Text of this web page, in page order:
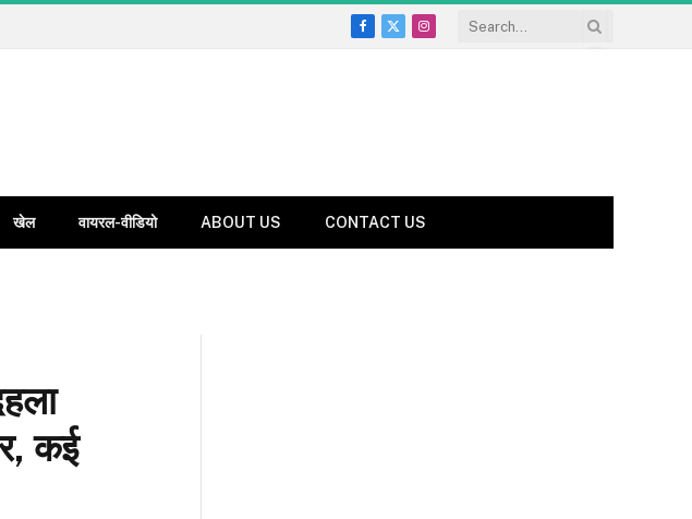
Facebook
X
Instagram
खेल वायरल-वीडियो ABOUT US CONTACT US
कई